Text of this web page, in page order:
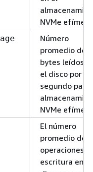
NVMe
Número
promedio de
bytes leídos
el disco por
segundo para
NVMe
El número
promedio de
operaciones
escritura en